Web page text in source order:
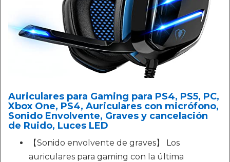
Auriculares para Gaming para PS4, PS5, PC,
Xbox One, PS4, Auriculares con micrófono,
Sonido Envolvente, Graves y cancelación
de Ruido, Luces LED
【Sonido envolvente de graves】 Los
auriculares para gaming con la última